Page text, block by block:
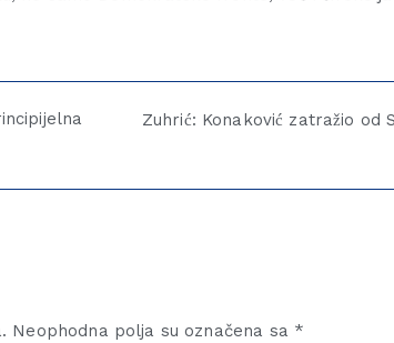
Zuhrić: Konaković zatražio od
Neophodna polja su označena sa *